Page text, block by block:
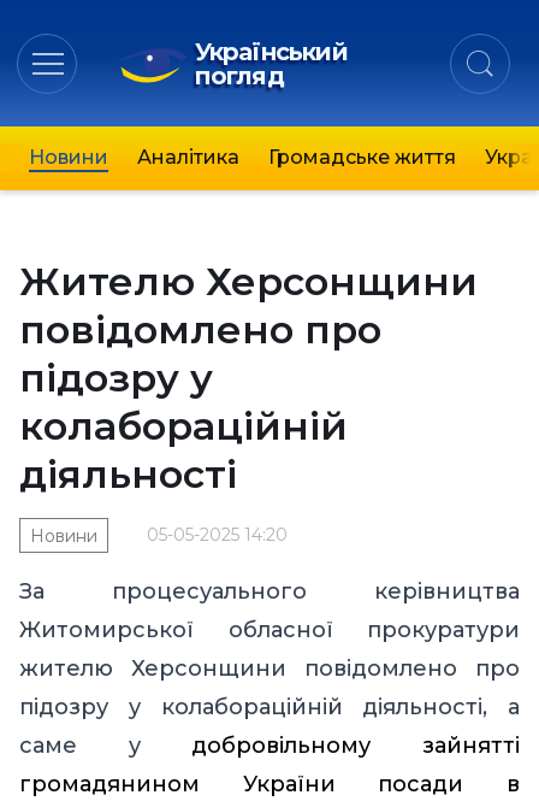
Український
погляд
Новини Аналітика Громадське життя
Жителю Херсонщини
повідомлено про
підозру у
колабораційній
діяльності
05-05-2025 14:20
Новини
За процесуального керівництва
Житомирської обласної прокуратури
жителю Херсонщини повідомлено про
підозру у колабораційній
діяльності, а
саме у добровільному зайнятті
громадянином України посади в